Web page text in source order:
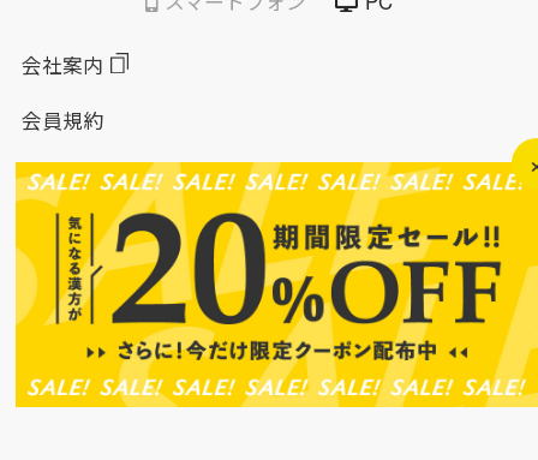
会社案内
会員規約
個人情報保護方針
特定商取引法に基づく表示
このサイトについて
ソーシャルメディアポリシー
ソーシャルメディア規約